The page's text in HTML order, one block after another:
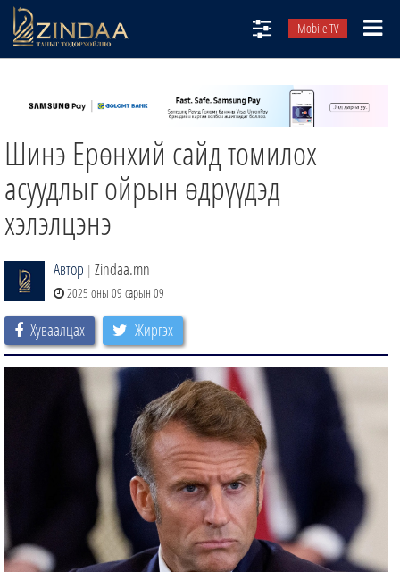
Mobile TV
ТВ8
ӨГЛӨӨНИЙ СОНИН
АУДИО ЗОХИОЛ
ЗИНДАА СЭТГҮҮЛ
Шинэ Ерөнхий сайд томилох
асуудлыг ойрын өдрүүдэд
хэлэлцэнэ
Автор | Zindaa.mn
2025 оны 09 сарын 09
Хуваалцах Жиргэх